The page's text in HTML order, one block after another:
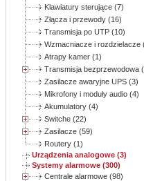
Klawiatury sterujące (7)
Złącza i przewody (16)
Transmisja po UTP (10)
Wzmacniacze i rozdzielacze
Atrapy kamer (1)
Transmisja bezprzewodowa
Zasilacze awaryjne UPS (3)
Mikrofony i moduły audio (4)
Akumulatory (4)
Switche (22)
Zasilacze (59)
Routery (1)
Urządzenia analogowe (3)
Systemy alarmowe (300)
Centrale alarmowe (98)